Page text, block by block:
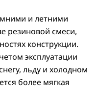
и летними
резиновой смеси,
конструкции.
эксплуатации
льду и холодном
более мягкая